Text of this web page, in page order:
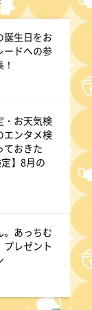
誕生日をお
ードへの参
・お天気検
エンタメ検
ておきた
】8月の
。あっちむ
プレゼント